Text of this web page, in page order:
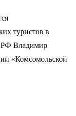
туристов в
РФ Владимир
«Комсомольской